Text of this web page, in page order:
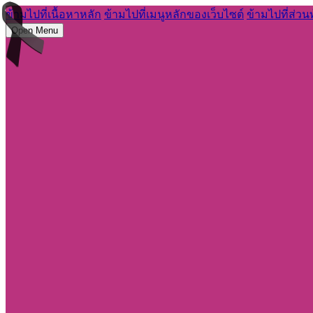
ข้ามไปที่เนื้อหาหลัก ข้ามไปที่เมนูหลักของเว็บไซต์ ข้ามไปที่ส่วน
Open Menu